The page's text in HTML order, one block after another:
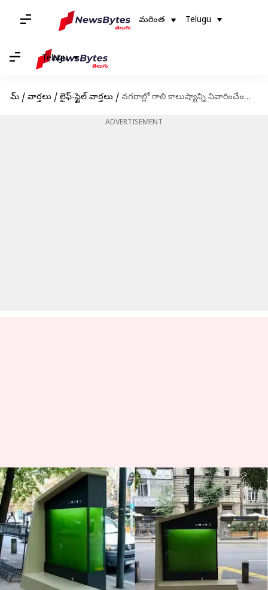
మరింత Telugu
Telugu
హోమ్ / వార్తలు / లైఫ్-స్టైల్ వార్తలు / నగరాల్లో గాలి కాలుష్యాన్ని నివారించేందుకు లిక్విడ్ ట్రీస్ వచ్చేస్తున్నాయ్
ADVERTISEMENT
నగరాల్లో గాలి కాలుష్యాన్ని
నివారించేందుకు లిక్విడ్ ట్రీస్
వచ్చేస్తున్నాయ్
వ్రాసిన వారు Sriram Pranateja Mar 24, 2023 03:55 pm
ఈ వార్తాకథనం ఏంటి